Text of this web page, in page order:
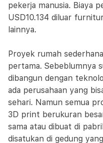
pekerja manusia. Biaya
USD10.134 diluar
lainnya.
Proyek rumah
pertama. Sebeblumnya
dibangun dengan
ada perusahaan yang
sehari. Namun semua
3D print berukuran
sama atau dibuat di
disatukan di gedung